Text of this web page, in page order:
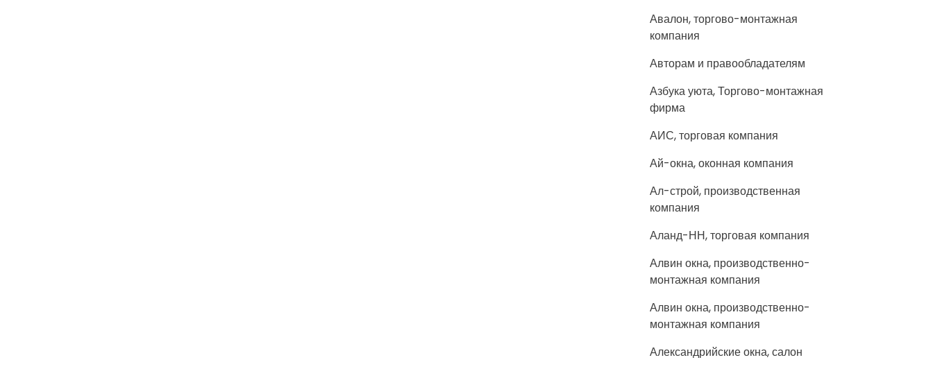
Авалон, торгово-монтажная
компания
Авторам и правообладателям
Азбука уюта, Торгово-монтажная
фирма
АИС, торговая компания
Ай-окна, оконная компания
Ал-строй, производственная
компания
Аланд-НН, торговая компания
Алвин окна, производственно-
монтажная компания
Алвин окна, производственно-
монтажная компания
Александрийские окна, салон